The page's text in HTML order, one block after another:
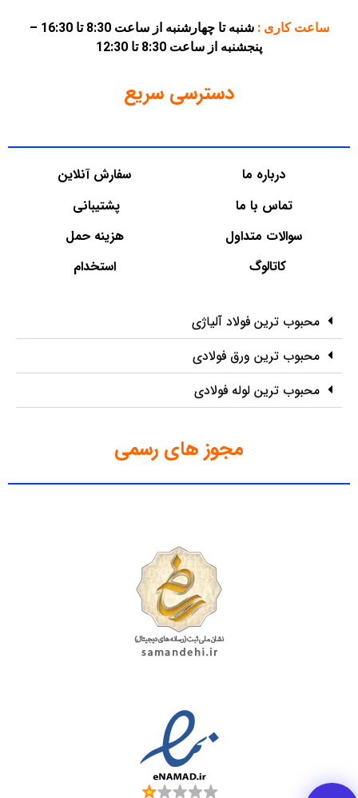
ساعت کاری :
شنبه تا چهارشنبه از ساعت 8:30 تا 16:30 –
پنجشنبه از ساعت 8:30 تا 12:30
دسترسی سریع
درباره ما
تماس با ما
سوالات متداول
کاتالوگ
سفارش آنلاین
پشتیبانی
هزینه حمل
استخدام
محبوب ترین فولاد آلیاژی
محبوب ترین ورق فولادی
محبوب ترین لوله فولادی
مجوز های رسمی